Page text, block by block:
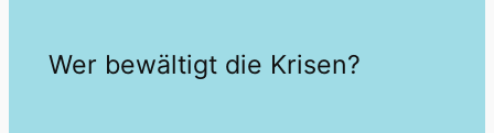
Wer bewältigt die Krisen?